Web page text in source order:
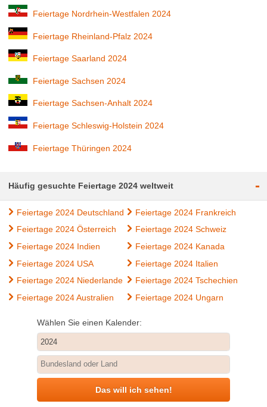
Feiertage Nordrhein-Westfalen 2024
Feiertage Rheinland-Pfalz 2024
Feiertage Saarland 2024
Feiertage Sachsen 2024
Feiertage Sachsen-Anhalt 2024
Feiertage Schleswig-Holstein 2024
Feiertage Thüringen 2024
Häufig gesuchte Feiertage 2024 weltweit -
Feiertage 2024 Deutschland
Feiertage 2024 Frankreich
Feiertage 2024 Österreich
Feiertage 2024 Schweiz
Feiertage 2024 Indien
Feiertage 2024 Kanada
Feiertage 2024 USA
Feiertage 2024 Italien
Feiertage 2024 Niederlande
Feiertage 2024 Tschechien
Feiertage 2024 Australien
Feiertage 2024 Ungarn
Wählen Sie einen Kalender:
Das will ich sehen!